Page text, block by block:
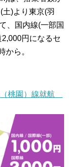
)より東京(羽
、国内線(一部国
円になるセ
から。
（桃園）線就航